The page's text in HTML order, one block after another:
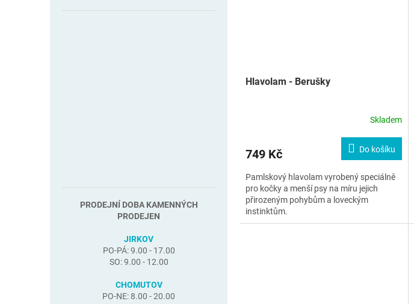
PRODEJNÍ DOBA KAMENNÝCH
PRODEJEN
JIRKOV
PO-PÁ: 9.00 - 17.00
SO: 9.00 - 12.00
CHOMUTOV
PO-NE: 8.00 - 20.00
Hlavolam - Berušky
Skladem
749 Kč Do košíku
Pamlskový hlavolam vyrobený speciálně
pro kočky a menší psy na míru jejich
přirozeným pohybům a loveckým
instinktům.